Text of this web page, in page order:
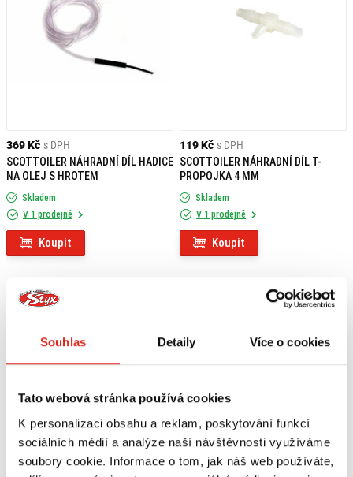
Souhlas Detaily Více o cookies
Tato webová stránka používá cookies
K personalizaci obsahu a reklam, poskytování funkcí
sociálních médií a analýze naší návštěvnosti využíváme
soubory cookie. Informace o tom, jak náš web používáte,
369 Kč s DPH
SCOTTOILER NÁHRADNÍ DÍL HADICE
NA OLEJ S HROTEM
Skladem
V 1 prodejně
Koupit
119 Kč s DPH
SCOTTOILER NÁHRADNÍ DÍL T-
PROPOJKA 4 MM
Skladem
V 1 prodejně
Koupit